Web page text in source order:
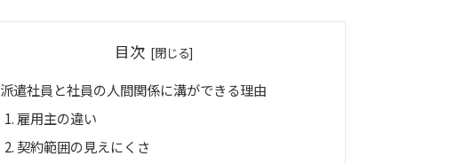
目次
派遣社員と社員の人間関係に溝ができる理由
雇用主の違い
契約範囲の見えにくさ